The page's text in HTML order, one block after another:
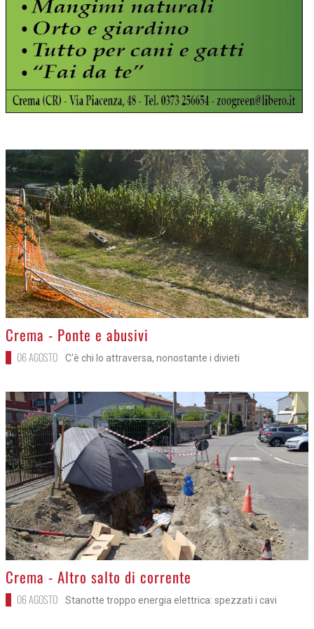
>
Crema - Ponte e abusivi
06 AGOSTO C'è chi lo attraversa, nonostante i divieti
>
Crema - Altro salto di corrente
06 AGOSTO Stanotte troppo energia elettrica: spezzati i cavi